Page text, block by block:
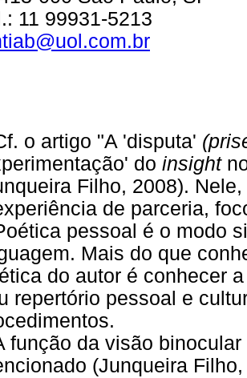
11 99931-5213
o artigo "A 'disputa'
do insight
Filho, 2008).
de parceria,
pessoal é o modo
Mais do que
do autor é conhecer
repertório pessoal e
função da visão
(Junqueira